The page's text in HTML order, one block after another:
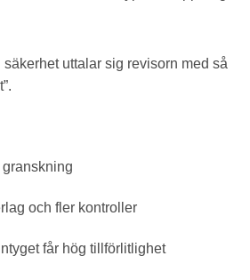
uttalar sig revisorn med så
och fler kontroller
får hög tillförlitlighet